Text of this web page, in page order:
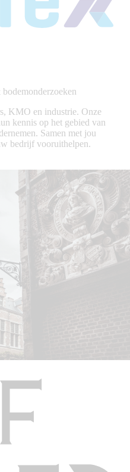
KMO en industrie. Onze
kennis op het gebied van
Samen met jou
bedrijf vooruithelpen.